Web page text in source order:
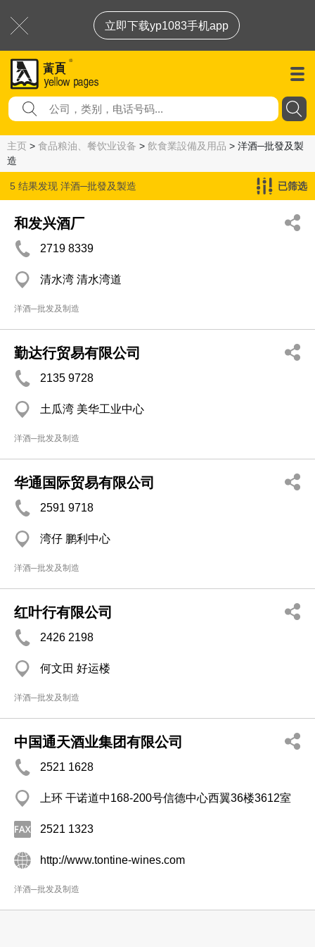
立即下载yp1083手机app
主页 > 食品粮油、餐饮业设备 > 飲食業設備及用品 > 洋酒─批發及製
造
5 结果发现 洋酒─批發及製造 已筛选
和发兴酒厂
2719 8339
清水湾 清水湾道
洋酒─批发及制造
勤达行贸易有限公司
2135 9728
土瓜湾 美华工业中心
洋酒─批发及制造
华通国际贸易有限公司
2591 9718
湾仔 鹏利中心
洋酒─批发及制造
红叶行有限公司
2426 2198
何文田 好运楼
洋酒─批发及制造
中国通天酒业集团有限公司
2521 1628
上环 干诺道中168-200号信德中心西翼36楼3612室
2521 1323
http://www.tontine-wines.com
洋酒─批发及制造